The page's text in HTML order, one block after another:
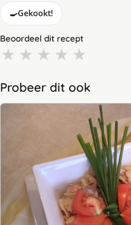
🍳Gekookt!
Beoordeel dit recept
★ ★ ★ ★ ★
Probeer dit ook